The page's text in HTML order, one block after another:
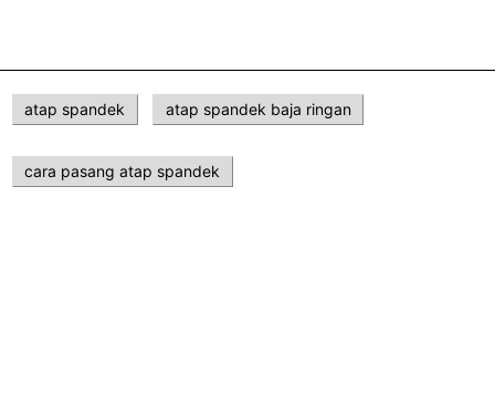
atap spandek atap spandek baja ringan
cara pasang atap spandek